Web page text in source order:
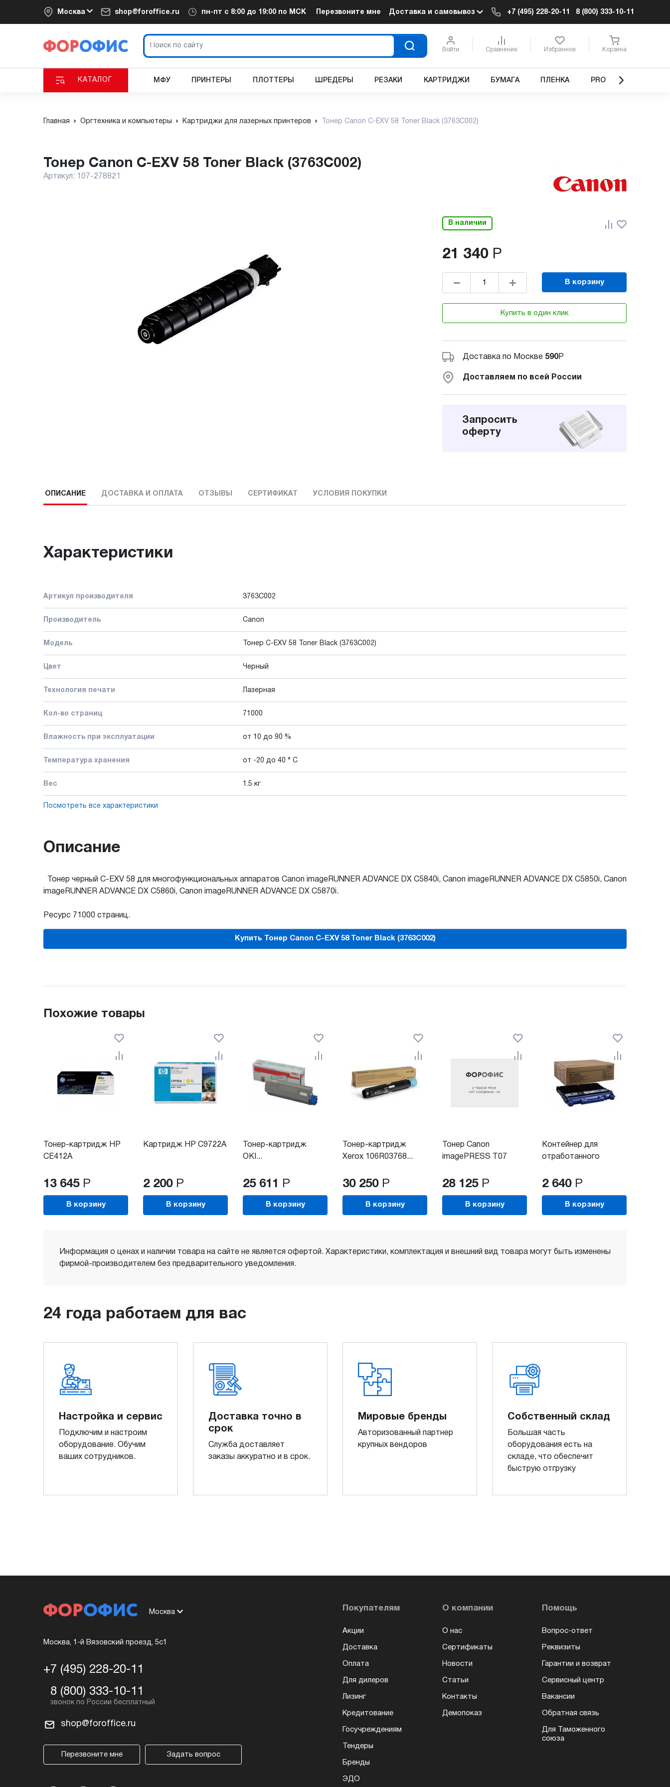
Москва shop@foroffice.ru пн-пт с 8:00 до 19:00 по МСК Перезвоните мне Доставка и самовывоз +7 (495) 228-20-11 8 (800) 333-10-11
Войти Сравнение Избранное Корзина
КАТАЛОГ МФУ ПРИНТЕРЫ ПЛОТТЕРЫ ШРЕДЕРЫ РЕЗАКИ КАРТРИДЖИ БУМАГА ПЛЕНКА PRO
Главная Оргтехника и компьютеры Картриджи для лазерных принтеров Тонер Canon C-EXV 58 Toner Black (3763C002)
Тонер Canon C-EXV 58 Toner Black (3763C002)
Артикул: 107-278821
В наличии
21 340 Р
В корзину
Купить в один клик
Доставка по Москве 590Р
Доставляем по всей России
Запросить
оферту
ОПИСАНИЕ ДОСТАВКА И ОПЛАТА ОТЗЫВЫ СЕРТИФИКАТ УСЛОВИЯ ПОКУПКИ
Характеристики
Артикул производителя 3763C002
Производитель Canon
Модель Тонер C-EXV 58 Toner Black (3763C002)
Цвет Черный
Технология печати Лазерная
Кол-во страниц 71000
Влажность при эксплуатации от 10 до 90 %
Температура хранения от -20 до 40 ° C
Вес 1.5 кг
Посмотреть все характеристики
Описание
Тонер черный C-EXV 58 для многофункциональных аппаратов Canon imageRUNNER ADVANCE DX C5840i, Canon imageRUNNER ADVANCE DX C5850i, Canon
imageRUNNER ADVANCE DX C5860i, Canon imageRUNNER ADVANCE DX C5870i.
Ресурс 71000 страниц.
Купить Тонер Canon C-EXV 58 Toner Black (3763C002)
Похожие товары
Тонер-картридж HP
CE412A
13 645 Р
В корзину
Картридж HP C9722A
2 200 Р
В корзину
Тонер-картридж
OKI...
25 611 Р
В корзину
Тонер-картридж
Xerox 106R03768...
30 250 Р
В корзину
Тонер Canon
imagePRESS T07
28 125 Р
В корзину
Контейнер для
отработанного
2 640 Р
В корзину
Информация о ценах и наличии товара на сайте не является офертой. Характеристики, комплектация и внешний вид товара могут быть изменены
фирмой-производителем без предварительного уведомления.
24 года работаем для вас
Настройка и сервис
Подключим и настроим
оборудование. Обучим
ваших сотрудников.
Доставка точно в
срок
Служба доставляет
заказы аккуратно и в срок.
Мировые бренды
Авторизованный партнер
крупных вендоров
Собственный склад
Большая часть
оборудования есть на
складе, что обеспечит
быструю отгрузку
Москва
Москва, 1-й Вязовский проезд, 5с1
+7 (495) 228-20-11
8 (800) 333-10-11
shop@foroffice.ru
Перезвоните мне Задать вопрос
Покупателям
Акции
Доставка
Оплата
Для дилеров
Лизинг
Кредитование
Госучреждениям
Тендеры
Бренды
ЭДО
О компании
О нас
Сертификаты
Новости
Статьи
Контакты
Демопоказ
Помощь
Вопрос-ответ
Реквизиты
Гарантии и возврат
Сервисный центр
Вакансии
Обратная связь
Для Таможенного
союза